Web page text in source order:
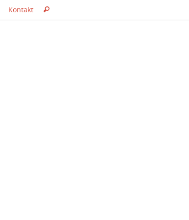
Kontakt Suchen